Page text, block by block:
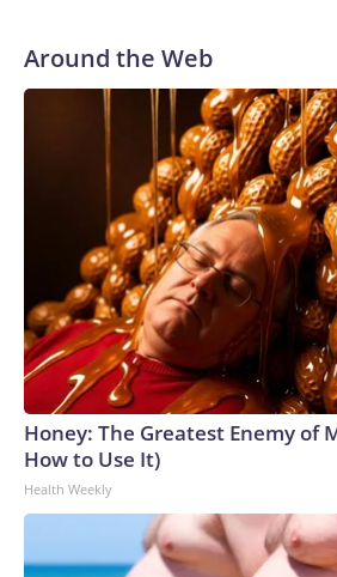
Around the Web
Honey: The Greatest Enemy of
How to Use It)
Health Weekly